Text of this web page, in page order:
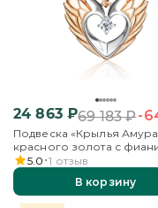
24 863₽69 183₽-
Подвеска «Крылья
красного золота с
5.0 1 отзыв
В корзину